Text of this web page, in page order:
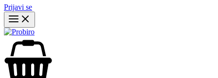
Prijavi se